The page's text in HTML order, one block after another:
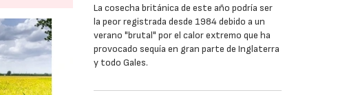
La cosecha británica de este año podría ser
la peor registrada desde 1984 debido a un
verano "brutal" por el calor extremo que ha
provocado sequía en gran parte de Inglaterra
y todo Gales.